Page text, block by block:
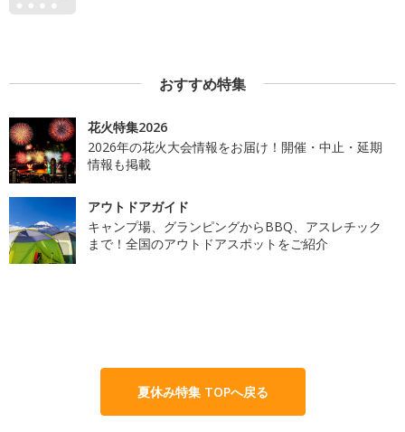
おすすめ特集
花火特集2026
2026年の花火大会情報をお届け！開催・中止・延期
情報も掲載
アウトドアガイド
キャンプ場、グランピングからBBQ、アスレチック
まで！全国のアウトドアスポットをご紹介
夏休み特集 TOPへ戻る